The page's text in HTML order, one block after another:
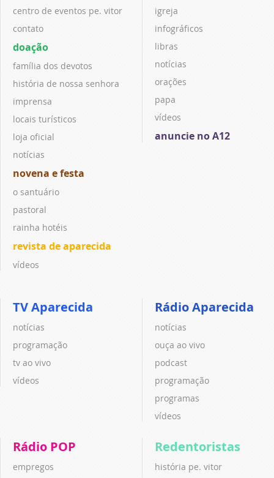
centro de eventos pe. vitor
contato
doação
família dos devotos
história de nossa senhora
imprensa
locais turísticos
loja oficial
notícias
novena e festa
o santuário
pastoral
rainha hotéis
revista de aparecida
vídeos
igreja
infográficos
libras
notícias
orações
papa
vídeos
anuncie no A12
TV Aparecida
notícias
programação
tv ao vivo
vídeos
Rádio Aparecida
notícias
ouça ao vivo
podcast
programação
programas
vídeos
Rádio POP
empregos
Redentoristas
história pe. vitor